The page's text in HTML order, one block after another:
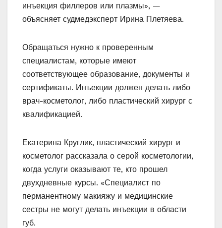
инъекция филлеров или плазмы», —
объясняет судмедэксперт Ирина Плетяева.
Обращаться нужно к проверенным
специалистам, которые имеют
соответствующее образование, документы и
сертификаты. Инъекции должен делать либо
врач-косметолог, либо пластический хирург с
квалификацией.
Екатерина Круглик, пластический хирург и
косметолог рассказала о серой косметологии,
когда услуги оказывают те, кто прошел
двухдневные курсы. «Специалист по
перманентному макияжу и медицинские
сестры не могут делать инъекции в области
губ.